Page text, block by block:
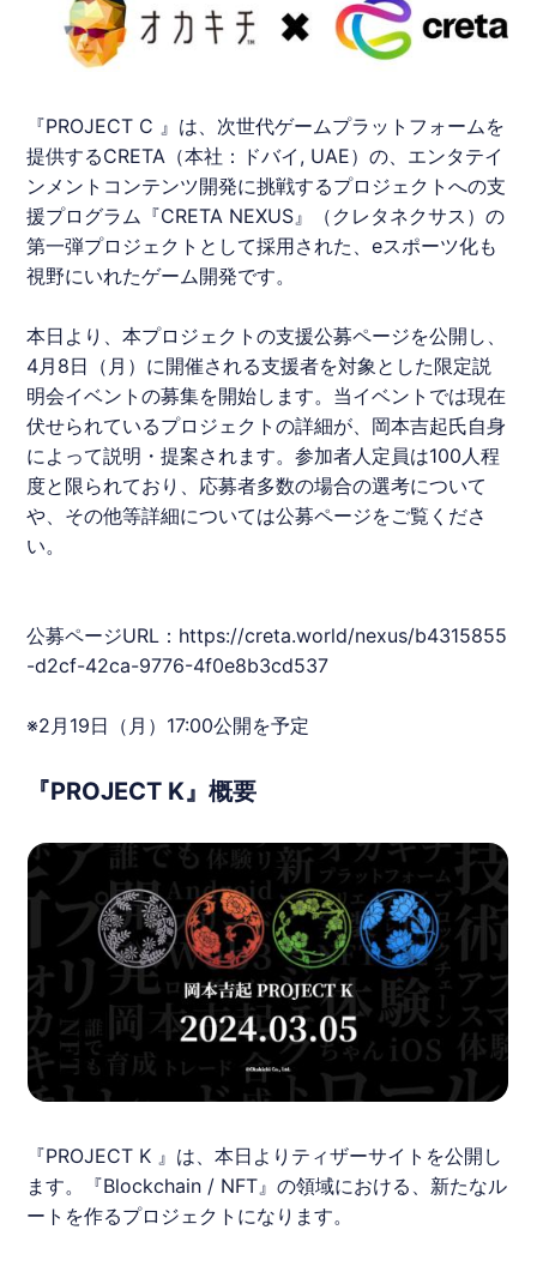
『PROJECT C 』は、次世代ゲームプラットフォームを
提供するCRETA（本社：ドバイ, UAE）の、エンタテイ
ンメントコンテンツ開発に挑戦するプロジェクトへの支
援プログラム『CRETA NEXUS』（クレタネクサス）の
第一弾プロジェクトとして採用された、eスポーツ化も
視野にいれたゲーム開発です。
本日より、本プロジェクトの支援公募ページを公開し、
4月8日（月）に開催される支援者を対象とした限定説
明会イベントの募集を開始します。当イベントでは現在
伏せられているプロジェクトの詳細が、 岡本吉起氏自身
によって説明・提案されます。参加者人定員は100人程
度と限られており、応募者多数の場合の選考について
や、その他等詳細については公募ページをご覧くださ
い。
公募ページURL： https://creta.world/nexus/b4315855
-d2cf-42ca-9776-4f0e8b3cd537
※2月19日（月）17:00公開を予定
『PROJECT K』概要
『PROJECT K 』は、本日よりティザーサイトを公開し
ます。『Blockchain / NFT』の領域における、新たなル
ートを作るプロジェクトになります。